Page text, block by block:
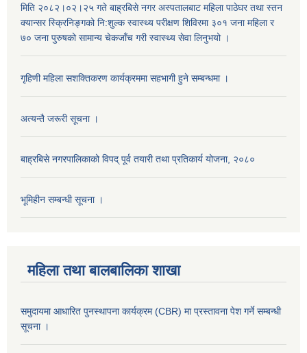
मिति २०८२।०२।२५ गते बाह्रबिसे नगर अस्पतालबाट महिला पाठेघर तथा स्तन
क्यान्सर स्क्रिनिङ्गको नि:शुल्क स्वास्थ्य परीक्षण शिविरमा ३०१ जना महिला र
७० जना पुरुषको सामान्य चेकजाँच गरी स्वास्थ्य सेवा लिनुभयो ।
गृहिणी महिला सशक्तिकरण कार्यक्रममा सहभागी हुने सम्बन्धमा ।
अत्यन्तै जरूरी सूचना ।
बाह्रबिसे नगरपालिकाको विपद् पूर्व तयारी तथा प्रतिकार्य योजना, २०८०
भूमिहीन सम्बन्धी सूचना ।
महिला तथा बालबालिका शाखा
समुदायमा आधारित पुनस्थापना कार्यक्रम (CBR) मा प्रस्तावना पेश गर्ने सम्बन्धी
सूचना ।